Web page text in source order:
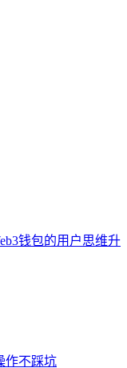
钱包的用户思维升
作不踩坑